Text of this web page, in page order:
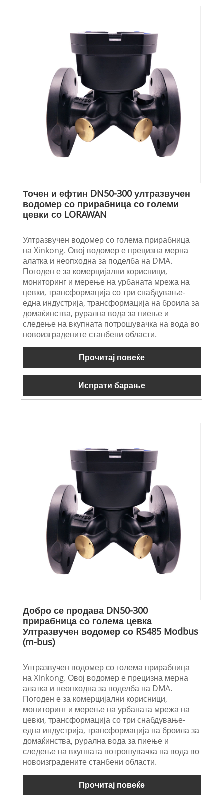
Точен и ефтин DN50-300 ултразвучен
водомер со прирабница со големи
цевки со LORAWAN
Ултразвучен водомер со голема прирабница
на Xinkong. Овој водомер е прецизна мерна
алатка и неопходна за поделба на DMA.
Погоден е за комерцијални корисници,
мониторинг и мерење на урбаната мрежа на
цевки, трансформација со три снабдување-
една индустрија, трансформација на броила за
домаќинства, рурална вода за пиење и
следење на вкупната потрошувачка на вода во
новоизградените станбени области.
Прочитај повеќе
Испрати барање
Добро се продава DN50-300
прирабница со голема цевка
Ултразвучен водомер со RS485 Modbus
(m-bus)
Ултразвучен водомер со голема прирабница
на Xinkong. Овој водомер е прецизна мерна
алатка и неопходна за поделба на DMA.
Погоден е за комерцијални корисници,
мониторинг и мерење на урбаната мрежа на
цевки, трансформација со три снабдување-
една индустрија, трансформација на броила за
домаќинства, рурална вода за пиење и
следење на вкупната потрошувачка на вода во
новоизградените станбени области.
Прочитај повеќе